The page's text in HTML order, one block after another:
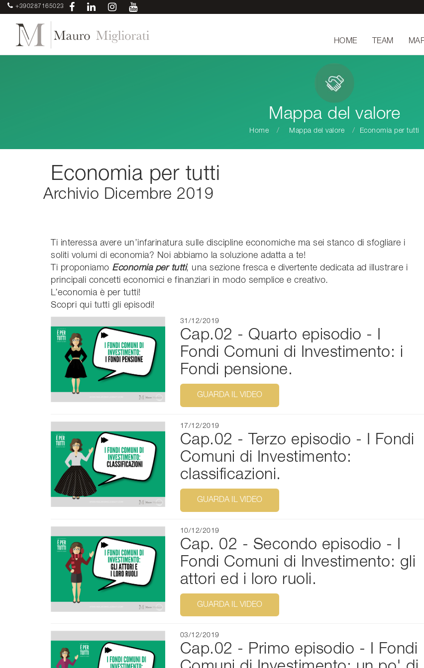
+390287165023
HOME TEAM
Mappa del valore
Home Mappa del valore Economia per tutti
Economia per tutti
Archivio Dicembre 2019
Ti interessa avere un’infarinatura sulle discipline economiche ma sei stanco di sfogliare i
soliti volumi di economia? Noi abbiamo la soluzione adatta a te!
Ti proponiamo Economia per tutti, una sezione fresca e divertente dedicata ad illustrare i
principali concetti economici e finanziari in modo semplice e creativo.
L’economia è per tutti!
Scopri qui tutti gli episodi!
31/12/2019
Cap.02 - Quarto episodio - I
Fondi Comuni di Investimento: i
Fondi pensione.
GUARDA IL VIDEO
17/12/2019
Cap.02 - Terzo episodio - I Fondi
Comuni di Investimento:
classificazioni.
GUARDA IL VIDEO
10/12/2019
Cap. 02 - Secondo episodio - I
Fondi Comuni di Investimento: gli
attori ed i loro ruoli.
GUARDA IL VIDEO
03/12/2019
Cap.02 - Primo episodio - I Fondi